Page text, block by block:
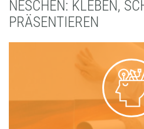
NESCHEN: KLEBEN,
PRÄSENTIEREN